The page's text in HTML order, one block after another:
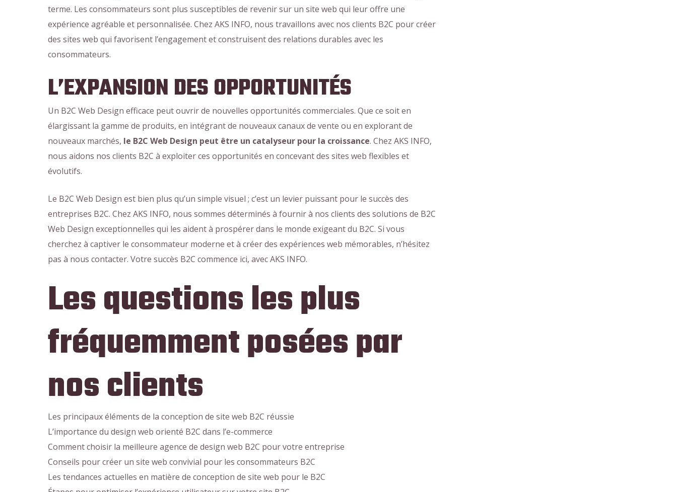
terme. Les consommateurs sont plus susceptibles de revenir sur un site web qui leur offre une
expérience agréable et personnalisée. Chez AKS INFO, nous travaillons avec nos clients B2C pour créer
des sites web qui favorisent l’engagement et construisent des relations durables avec les
consommateurs.
L’EXPANSION DES OPPORTUNITÉS
Un B2C Web Design efficace peut ouvrir de nouvelles opportunités commerciales. Que ce soit en
élargissant la gamme de produits, en intégrant de nouveaux canaux de vente ou en explorant de
nouveaux marchés, le B2C Web Design peut être un catalyseur pour la croissance. Chez AKS INFO,
nous aidons nos clients B2C à exploiter ces opportunités en concevant des sites web flexibles et
évolutifs.
Le B2C Web Design est bien plus qu’un simple visuel ; c’est un levier puissant pour le succès des
entreprises B2C. Chez AKS INFO, nous sommes déterminés à fournir à nos clients des solutions de B2C
Web Design exceptionnelles qui les aident à prospérer dans le monde exigeant du B2C. Si vous
cherchez à captiver le consommateur moderne et à créer des expériences web mémorables, n’hésitez
pas à nous contacter. Votre succès B2C commence ici, avec AKS INFO.
Les questions les plus
fréquemment posées par
nos clients
Les principaux éléments de la conception de site web B2C réussie
L’importance du design web orienté B2C dans l’e-commerce
Comment choisir la meilleure agence de design web B2C pour votre entreprise
Conseils pour créer un site web convivial pour les consommateurs B2C
Les tendances actuelles en matière de conception de site web pour le B2C